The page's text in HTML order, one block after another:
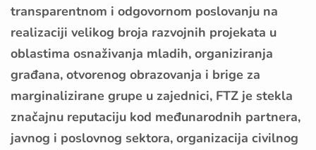
transparentnom i odgovornom poslovanju na
realizaciji velikog broja razvojnih projekata u
oblastima osnaživanja mladih, organiziranja
građana, otvorenog obrazovanja i brige za
marginalizirane grupe u zajednici, FTZ je stekla
značajnu reputaciju kod međunarodnih partnera,
javnog i poslovnog sektora, organizacija civilnog